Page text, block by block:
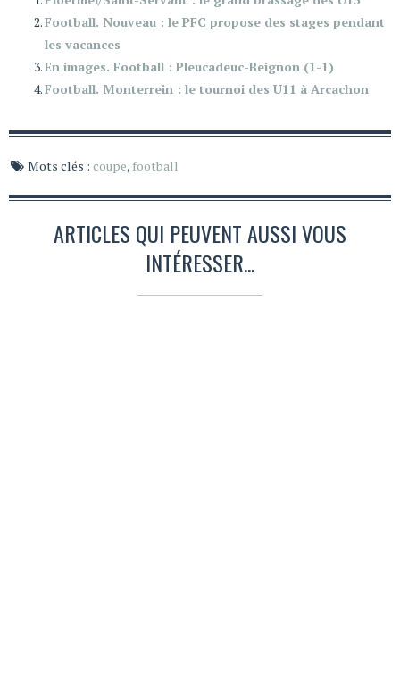
Football. Nouveau : le PFC propose des stages pendant
les vacances
En images. Football : Pleucadeuc-Beignon (1-1)
Football. Monterrein : le tournoi des U11 à Arcachon
Mots clés : coupe, football
ARTICLES QUI PEUVENT AUSSI VOUS
INTÉRESSER...